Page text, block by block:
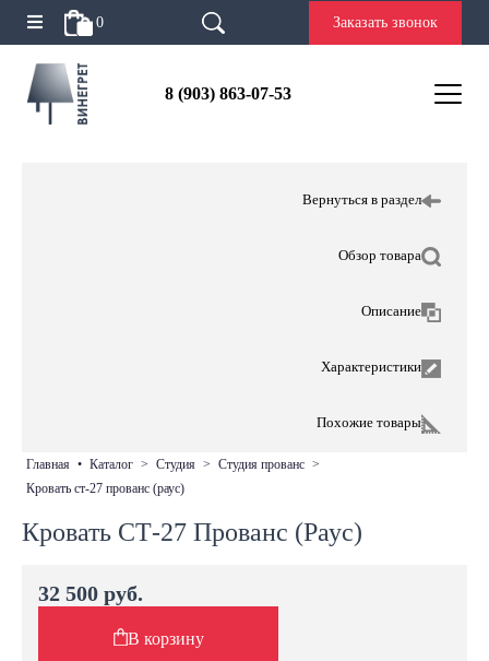
0 Заказать звонок
8 (903) 863-07-53
Вернуться в раздел
Обзор товара
Описание
Характеристики
Похожие товары
главная • каталог > студия > студия прованс >
кровать ст-27 прованс (раус)
Кровать СТ-27 Прованс (Раус)
32 500 руб.
В корзину